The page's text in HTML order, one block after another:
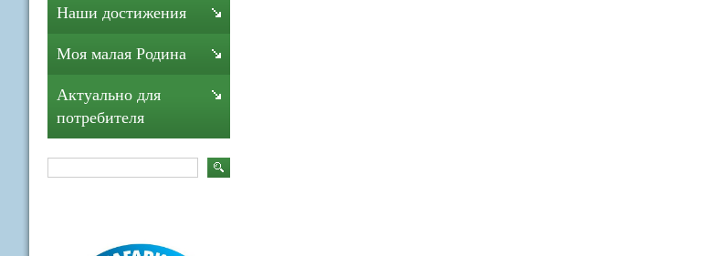
Наши достижения
Моя малая Родина
Актуально для
потребителя